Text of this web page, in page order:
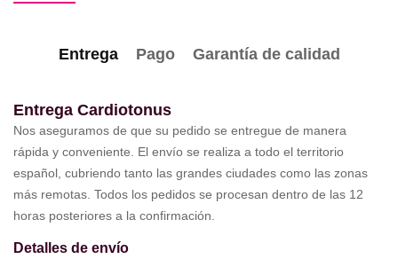
Entrega Pago Garantía de calidad
Entrega Cardiotonus
Nos aseguramos de que su pedido se entregue de manera
rápida y conveniente. El envío se realiza a todo el territorio
español, cubriendo tanto las grandes ciudades como las zonas
más remotas. Todos los pedidos se procesan dentro de las 12
horas posteriores a la confirmación.
Detalles de envío